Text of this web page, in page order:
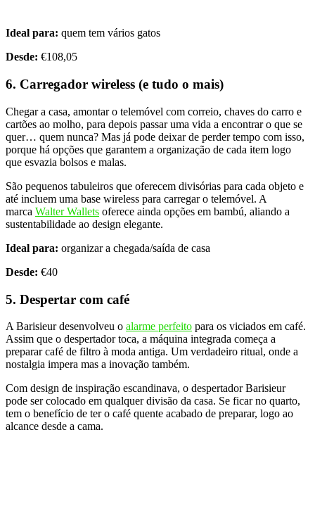
Ideal para: quem tem vários gatos
Desde: €108,05
6. Carregador wireless (e tudo o mais)
Chegar a casa, amontar o telemóvel com correio, chaves do carro e
cartões ao molho, para depois passar uma vida a encontrar o que se
quer… quem nunca? Mas já pode deixar de perder tempo com isso,
porque há opções que garantem a organização de cada item logo
que esvazia bolsos e malas.
São pequenos tabuleiros que oferecem divisórias para cada objeto e
até incluem uma base wireless para carregar o telemóvel. A
marca Walter Wallets oferece ainda opções em bambú, aliando a
sustentabilidade ao design elegante.
Ideal para: organizar a chegada/saída de casa
Desde: €40
5. Despertar com café
A Barisieur desenvolveu o alarme perfeito para os viciados em café.
Assim que o despertador toca, a máquina integrada começa a
preparar café de filtro à moda antiga. Um verdadeiro ritual, onde a
nostalgia impera mas a inovação também.
Com design de inspiração escandinava, o despertador Barisieur
pode ser colocado em qualquer divisão da casa. Se ficar no quarto,
tem o benefício de ter o café quente acabado de preparar, logo ao
alcance desde a cama.